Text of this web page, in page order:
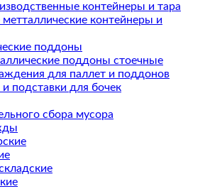
контейнеры и тара
контейнеры и
поддоны
поддоны стоечные
для паллет и поддонов
подставки для бочек
сбора мусора